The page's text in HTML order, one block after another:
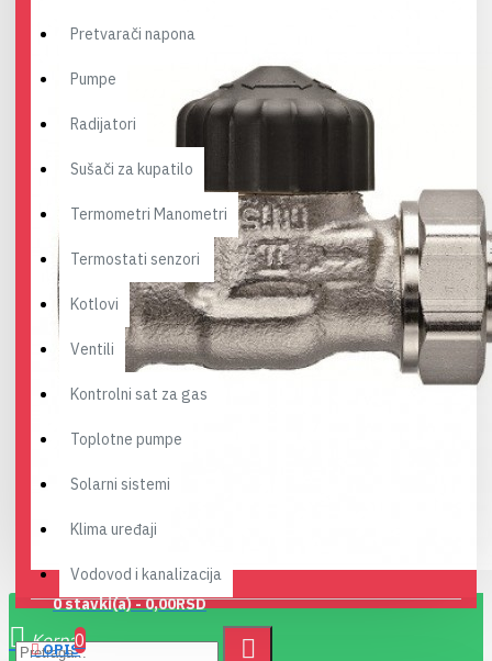
0 stavki(a) - 0,00RSD
0
Pretvarači napona
Pumpe
Radijatori
Sušači za kupatilo
Termometri Manometri
Termostati senzori
Kotlovi
Ventili
Kontrolni sat za gas
Toplotne pumpe
Solarni sistemi
Klima uređaji
Vodovod i kanalizacija
OPIS